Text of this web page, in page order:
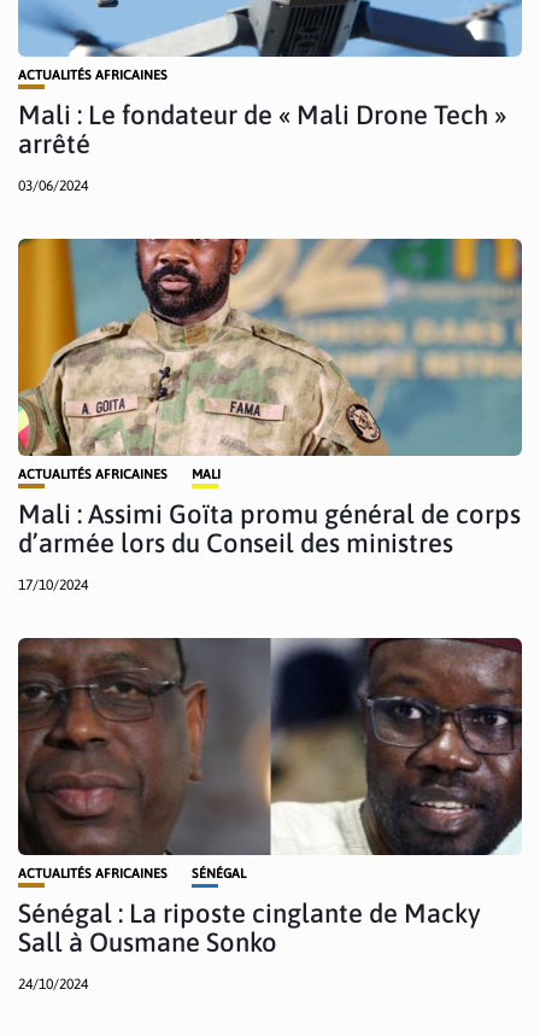
ACTUALITÉS AFRICAINES
Mali : Le fondateur de « Mali Drone Tech »
arrêté
03/06/2024
ACTUALITÉS AFRICAINES MALI
Mali : Assimi Goïta promu général de corps
d’armée lors du Conseil des ministres
17/10/2024
ACTUALITÉS AFRICAINES SÉNÉGAL
Sénégal : La riposte cinglante de Macky
Sall à Ousmane Sonko
24/10/2024